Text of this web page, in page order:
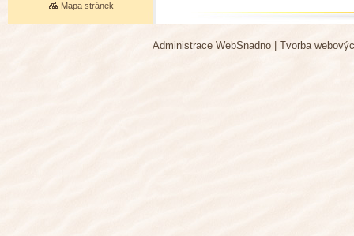
Mapa stránek
Administrace WebSnadno Tvorba